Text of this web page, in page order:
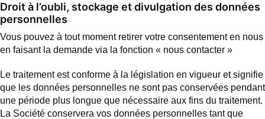
Droit à l’oubli, stockage et divulgation des données
personnelles
Vous pouvez à tout moment retirer votre consentement en nous
en faisant la demande via la fonction « nous contacter »
Le traitement est conforme à la législation en vigueur et signifie
que les données personnelles ne sont pas conservées pendant
une période plus longue que nécessaire aux fins du traitement.
La Société conservera vos données personnelles tant que